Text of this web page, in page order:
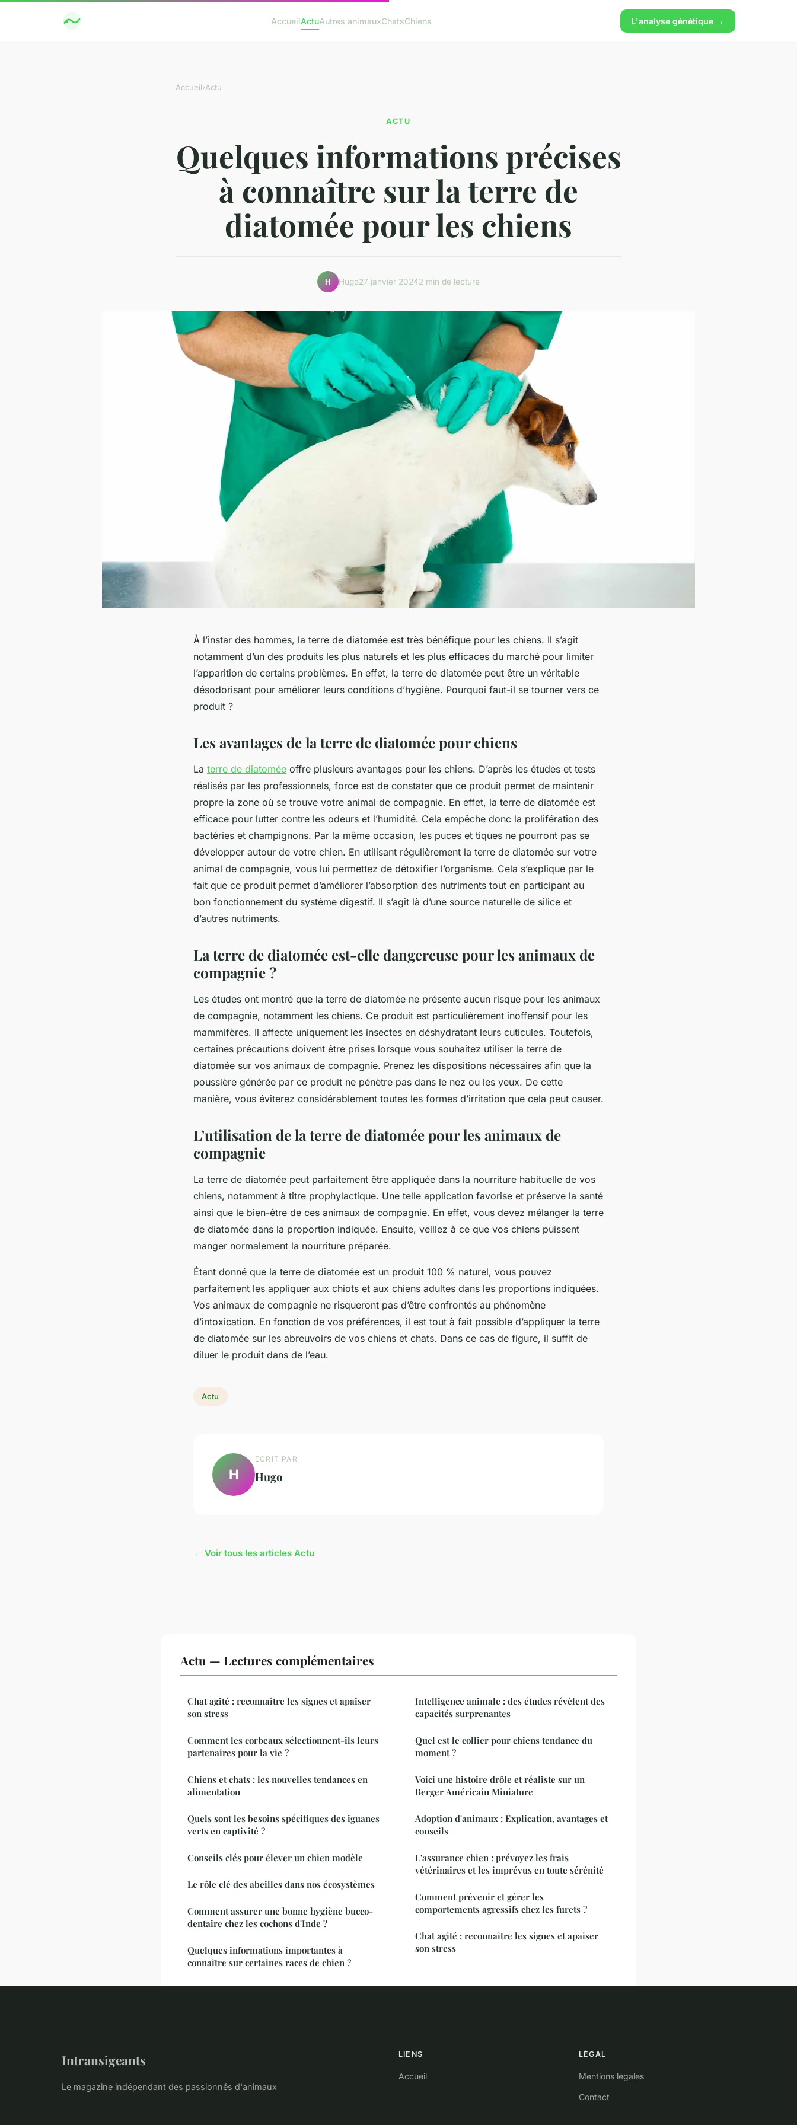
AccueilActuAutres animauxChatsChiens L'analyse génétique →
Accueil›Actu
ACTU
Quelques informations précises
à connaître sur la terre de
diatomée pour les chiens
H Hugo27 janvier 20242 min de lecture
À l’instar des hommes, la terre de diatomée est très bénéfique pour les chiens. Il s’agit
notamment d’un des produits les plus naturels et les plus efficaces du marché pour limiter
l’apparition de certains problèmes. En effet, la terre de diatomée peut être un véritable
désodorisant pour améliorer leurs conditions d’hygiène. Pourquoi faut-il se tourner vers ce
produit ?
Les avantages de la terre de diatomée pour chiens
La terre de diatomée offre plusieurs avantages pour les chiens. D’après les études et tests
réalisés par les professionnels, force est de constater que ce produit permet de maintenir
propre la zone où se trouve votre animal de compagnie. En effet, la terre de diatomée est
efficace pour lutter contre les odeurs et l’humidité. Cela empêche donc la prolifération des
bactéries et champignons. Par la même occasion, les puces et tiques ne pourront pas se
développer autour de votre chien. En utilisant régulièrement la terre de diatomée sur votre
animal de compagnie, vous lui permettez de détoxifier l’organisme. Cela s’explique par le
fait que ce produit permet d’améliorer l’absorption des nutriments tout en participant au
bon fonctionnement du système digestif. Il s’agit là d’une source naturelle de silice et
d’autres nutriments.
La terre de diatomée est-elle dangereuse pour les animaux de
compagnie ?
Les études ont montré que la terre de diatomée ne présente aucun risque pour les animaux
de compagnie, notamment les chiens. Ce produit est particulièrement inoffensif pour les
mammifères. Il affecte uniquement les insectes en déshydratant leurs cuticules. Toutefois,
certaines précautions doivent être prises lorsque vous souhaitez utiliser la terre de
diatomée sur vos animaux de compagnie. Prenez les dispositions nécessaires afin que la
poussière générée par ce produit ne pénètre pas dans le nez ou les yeux. De cette
manière, vous éviterez considérablement toutes les formes d’irritation que cela peut causer.
L’utilisation de la terre de diatomée pour les animaux de
compagnie
La terre de diatomée peut parfaitement être appliquée dans la nourriture habituelle de vos
chiens, notamment à titre prophylactique. Une telle application favorise et préserve la santé
ainsi que le bien-être de ces animaux de compagnie. En effet, vous devez mélanger la terre
de diatomée dans la proportion indiquée. Ensuite, veillez à ce que vos chiens puissent
manger normalement la nourriture préparée.
Étant donné que la terre de diatomée est un produit 100 % naturel, vous pouvez
parfaitement les appliquer aux chiots et aux chiens adultes dans les proportions indiquées.
Vos animaux de compagnie ne risqueront pas d’être confrontés au phénomène
d’intoxication. En fonction de vos préférences, il est tout à fait possible d’appliquer la terre
de diatomée sur les abreuvoirs de vos chiens et chats. Dans ce cas de figure, il suffit de
diluer le produit dans de l’eau.
Actu
H
ECRIT PAR
Hugo
← Voir tous les articles Actu
Actu — Lectures complémentaires
Chat agité : reconnaître les signes et apaiser
son stress
Comment les corbeaux sélectionnent-ils leurs
partenaires pour la vie ?
Chiens et chats : les nouvelles tendances en
alimentation
Quels sont les besoins spécifiques des iguanes
verts en captivité ?
Conseils clés pour élever un chien modèle
Le rôle clé des abeilles dans nos écosystèmes
Comment assurer une bonne hygiène bucco-
dentaire chez les cochons d'Inde ?
Quelques informations importantes à
connaître sur certaines races de chien ?
Intelligence animale : des études révèlent des
capacités surprenantes
Quel est le collier pour chiens tendance du
moment ?
Voici une histoire drôle et réaliste sur un
Berger Américain Miniature
Adoption d'animaux : Explication, avantages et
conseils
L'assurance chien : prévoyez les frais
vétérinaires et les imprévus en toute sérénité
Comment prévenir et gérer les
comportements agressifs chez les furets ?
Chat agité : reconnaître les signes et apaiser
son stress
Intransigeants
Le magazine indépendant des passionnés d'animaux
LIENS
Accueil
LÉGAL
Mentions légales
Contact